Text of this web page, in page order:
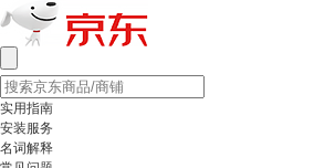
实用指南
安装服务
名词解释